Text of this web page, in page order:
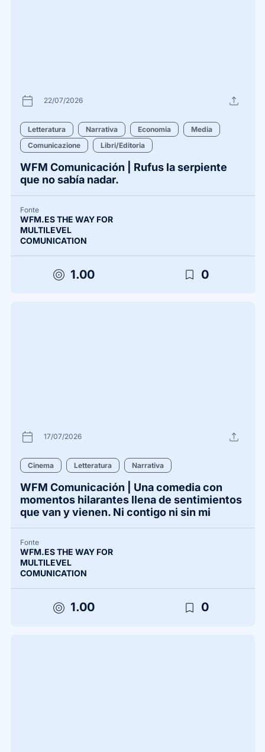
calendar_today 22/07/2026 upload
Letteratura Narrativa Economia
Media
Comunicazione
Libri/Editoria
WFM Comunicación | Rufus la serpiente
que no sabía nadar.
Fonte
WFM.ES THE WAY FOR
MULTILEVEL
COMUNICATION
target 1.00 bookmark_border 0
calendar_today 17/07/2026 upload
Cinema Letteratura Narrativa
WFM Comunicación | Una comedia con
momentos hilarantes llena de sentimientos
que van y vienen. Ni contigo ni sin mi
Fonte
WFM.ES THE WAY FOR
MULTILEVEL
COMUNICATION
target 1.00 bookmark_border 0